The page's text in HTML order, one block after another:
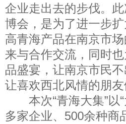
企业走出去的步伐。
博会，是为了进一步
高青海产品在南京市
来与合作交流，同时
品盛宴，让南京市民
让喜欢西北风情的朋
本次“青海大集”以“
多家企业、500余种商